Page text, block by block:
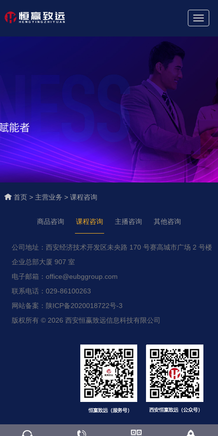
首页 > 主营业务 > 课程咨询
商品咨询 课程咨询 主播咨询 其他咨询
公司地址：西安经济技术开发区未央路 170 号赛高城市广场 2 号楼
企业总部大厦 907 室
电子邮箱：office@eubggroup.com
联系电话：029-86100263
网站备案：陕ICP备2020018722号-3
版权所有 © 2026 西安恒赢致远信息科技有限公司